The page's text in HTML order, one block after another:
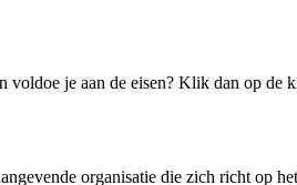
voldoe je aan de eisen? Klik dan op
organisatie die zich richt op